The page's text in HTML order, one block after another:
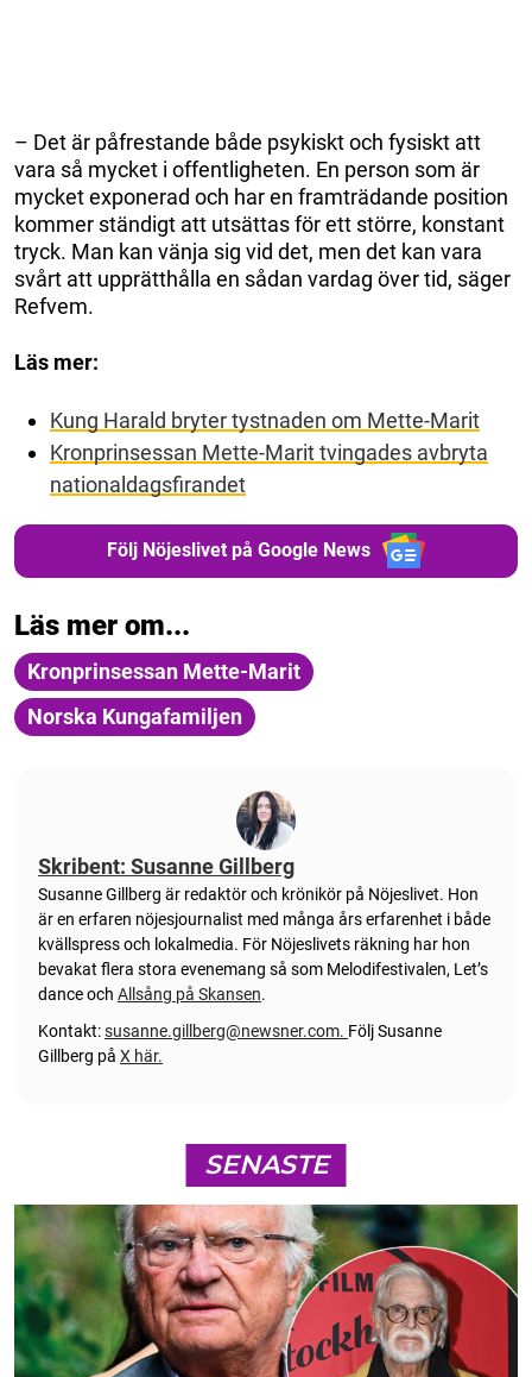
– Det är påfrestande både psykiskt och fysiskt att
vara så mycket i offentligheten. En person som är
mycket exponerad och har en framträdande position
kommer ständigt att utsättas för ett större, konstant
tryck. Man kan vänja sig vid det, men det kan vara
svårt att upprätthålla en sådan vardag över tid, säger
Refvem.
Läs mer:
Kung Harald bryter tystnaden om Mette-Marit
Kronprinsessan Mette-Marit tvingades avbryta
nationaldagsfirandet
Följ Nöjeslivet på Google News
Läs mer om...
Kronprinsessan Mette-Marit
Norska Kungafamiljen
Skribent: Susanne Gillberg
Susanne Gillberg är redaktör och krönikör på Nöjeslivet. Hon
är en erfaren nöjesjournalist med många års erfarenhet i både
kvällspress och lokalmedia. För Nöjeslivets räkning har hon
bevakat flera stora evenemang så som Melodifestivalen, Let’s
dance och Allsång på Skansen.
Kontakt:susanne.gillberg@newsner.com. Följ Susanne
Gillberg på X här.
SENASTE